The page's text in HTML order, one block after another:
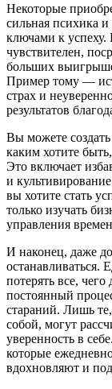
Некоторые
сильная психика и
ключами к успеху.
чувствителен,
больших
Пример тому —
страх и
результатов
Вы можете
каким хотите
Это включает
и
вы хотите стать
только изучать
управления
И наконец, даже
останавливаться.
потерять все,
постоянный
стараний. Лишь
собой, могут
уверенность в
которые
вдохновляют и